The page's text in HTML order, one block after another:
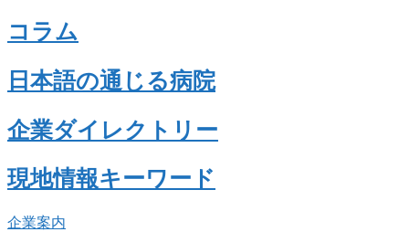
コラム
日本語の通じる病院
企業ダイレクトリー
現地情報キーワード
企業案内